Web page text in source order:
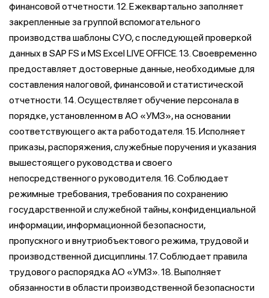
финансовой отчетности. 12. Ежеквартально заполняет
закрепленные за группой вспомогательного
производства шаблоны СУО, с последующей проверкой
данных в SAP FS и MS Excel LIVE OFFICE. 13. Своевременно
предоставляет достоверные данные, необходимые для
составления налоговой, финансовой и статистической
отчетности. 14. Осуществляет обучение персонала в
порядке, установленном в АО «УМЗ», на основании
соответствующего акта работодателя. 15. Исполняет
приказы, распоряжения, служебные поручения и указания
вышестоящего руководства и своего
непосредственного руководителя. 16. Соблюдает
режимные требования, требования по сохранению
государственной и служебной тайны, конфиденциальной
информации, информационной безопасности,
пропускного и внутриобъектового режима, трудовой и
производственной дисциплины. 17. Соблюдает правила
трудового распорядка АО «УМЗ». 18. Выполняет
обязанности в области производственной безопасности